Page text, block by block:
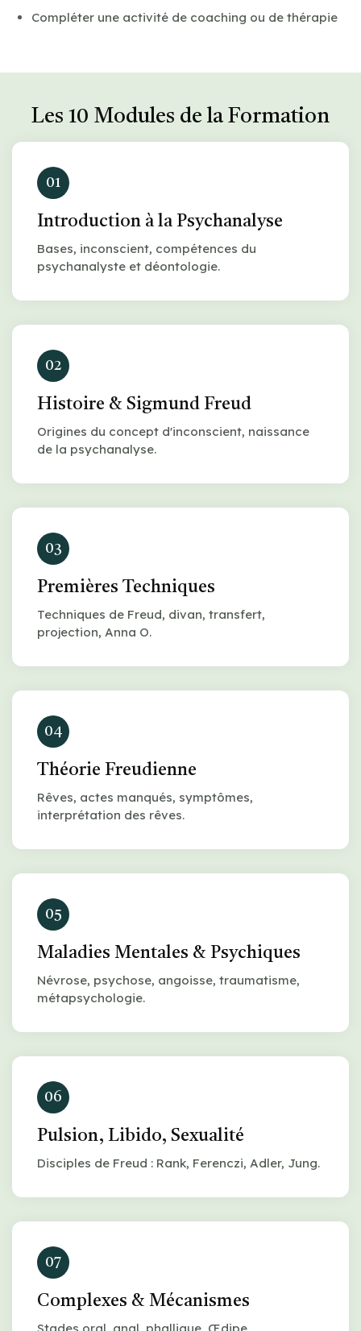
Compléter une activité de coaching ou de thérapie
Les 10 Modules de la Formation
01
Introduction à la Psychanalyse
Bases, inconscient, compétences du
psychanalyste et déontologie.
02
Histoire & Sigmund Freud
Origines du concept d'inconscient, naissance
de la psychanalyse.
03
Premières Techniques
Techniques de Freud, divan, transfert,
projection, Anna O.
04
Théorie Freudienne
Rêves, actes manqués, symptômes,
interprétation des rêves.
05
Maladies Mentales & Psychiques
Névrose, psychose, angoisse, traumatisme,
métapsychologie.
06
Pulsion, Libido, Sexualité
Disciples de Freud : Rank, Ferenczi, Adler, Jung.
07
Complexes & Mécanismes